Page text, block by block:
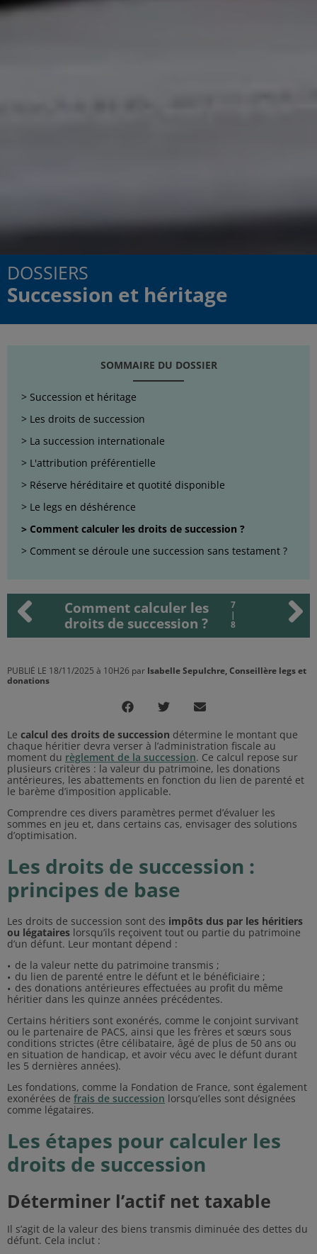
DOSSIERS
Succession et héritage
SOMMAIRE DU DOSSIER
Succession et héritage
Les droits de succession
La succession internationale
L'attribution préférentielle
Réserve héréditaire et quotité disponible
Le legs en déshérence
Comment calculer les droits de succession ?
Comment se déroule une succession sans testament ?
Comment calculer les
droits de succession ?
7
|
8
PUBLIÉ LE 18/11/2025 à 10H26 par Isabelle Sepulchre, Conseillère legs et
donations
Le calcul des droits de succession détermine le montant que
chaque héritier devra verser à l’administration fiscale au
moment du règlement de la succession. Ce calcul repose sur
plusieurs critères : la valeur du patrimoine, les donations
antérieures, les abattements en fonction du lien de parenté et
le barème d’imposition applicable.
Comprendre ces divers paramètres permet d’évaluer les
sommes en jeu et, dans certains cas, envisager des solutions
d’optimisation.
Les droits de succession :
principes de base
Les droits de succession sont des impôts dus par les héritiers
ou légataires lorsqu’ils reçoivent tout ou partie du patrimoine
d’un défunt. Leur montant dépend :
de la valeur nette du patrimoine transmis ;
du lien de parenté entre le défunt et le bénéficiaire ;
des donations antérieures effectuées au profit du même
héritier dans les quinze années précédentes.
Certains héritiers sont exonérés, comme le conjoint survivant
ou le partenaire de PACS, ainsi que les frères et sœurs sous
conditions strictes (être célibataire, âgé de plus de 50 ans ou
en situation de handicap, et avoir vécu avec le défunt durant
les 5 dernières années).
Les fondations, comme la Fondation de France, sont également
exonérées de frais de succession lorsqu’elles sont désignées
comme légataires.
Les étapes pour calculer les
droits de succession
Déterminer l’actif net taxable
Il s’agit de la valeur des biens transmis diminuée des dettes du
défunt. Cela inclut :